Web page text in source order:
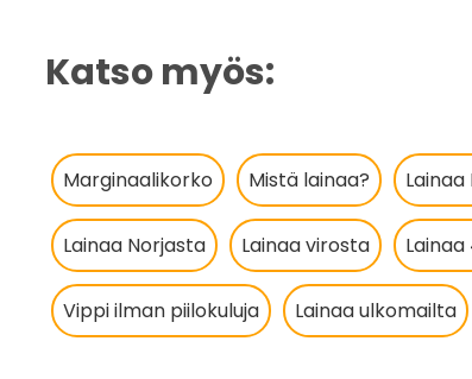
Katso myös:
Marginaalikorko Mistä lainaa?
Lainaa Norjasta Lainaa virosta
Vippi ilman piilokuluja Lainaa ulkomailta